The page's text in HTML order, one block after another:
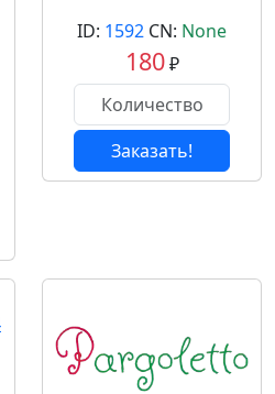
ID: 1592 CN: None
180₽
Заказать!